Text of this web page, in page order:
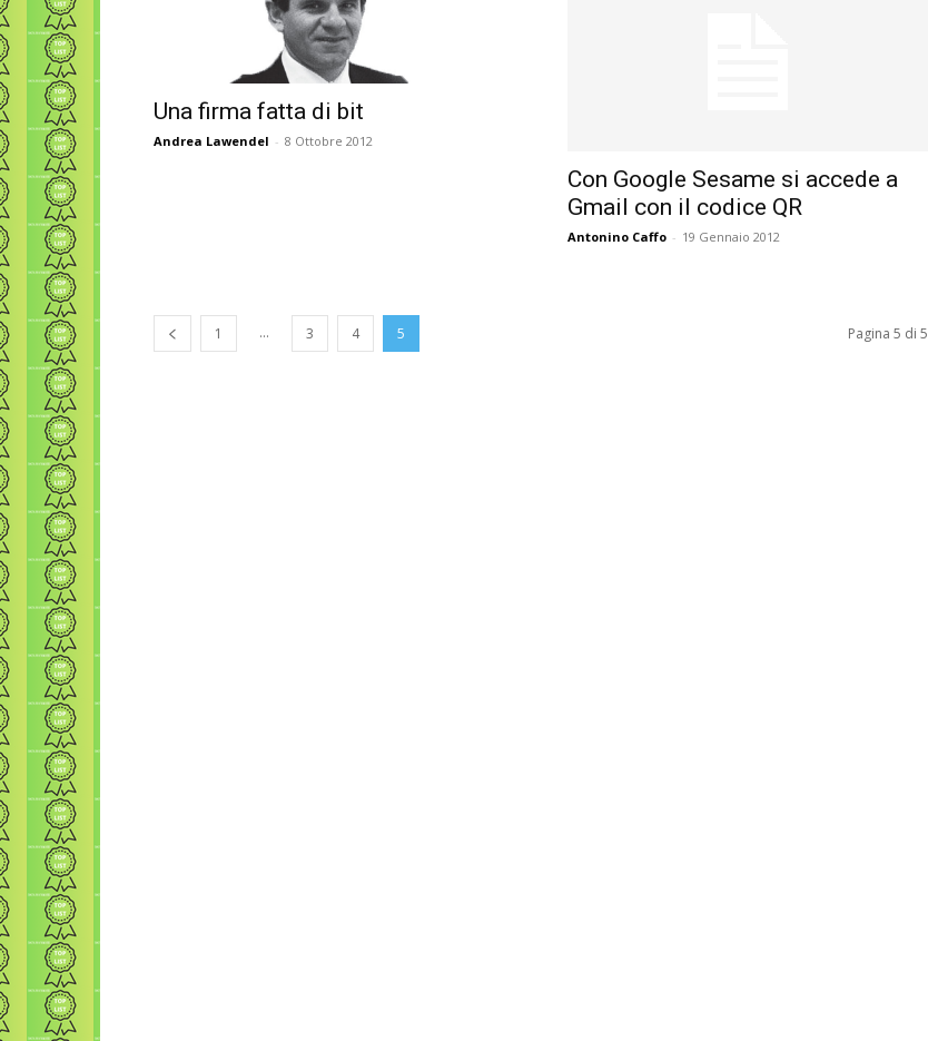
Una firma fatta di bit
Andrea Lawendel - 8 Ottobre 2012
Con Google Sesame si accede a
Gmail con il codice QR
Antonino Caffo - 19 Gennaio 2012
1 ... 3 4 5 Pagina 5 di 5